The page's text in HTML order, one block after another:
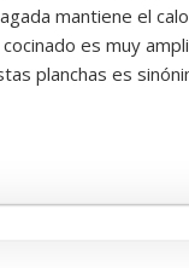
mantiene el
es muy
planchas es